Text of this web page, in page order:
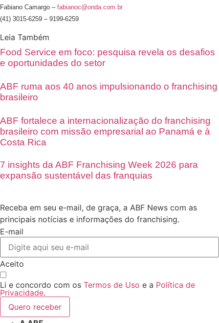
Fabiano Camargo – fabianoc@onda.com.br
(41) 3015-6259 – 9199-6259
Leia Também
Food Service em foco: pesquisa revela os desafios
e oportunidades do setor
ABF ruma aos 40 anos impulsionando o franchising
brasileiro
ABF fortalece a internacionalização do franchising
brasileiro com missão empresarial ao Panamá e à
Costa Rica
7 insights da ABF Franchising Week 2026 para
expansão sustentável das franquias
Receba em seu e-mail, de graça, a ABF News com as
principais notícias e informações do franchising.
E-mail
Aceito
Li e concordo com os Termos de Uso e a Política de
Privacidade.
Quero receber